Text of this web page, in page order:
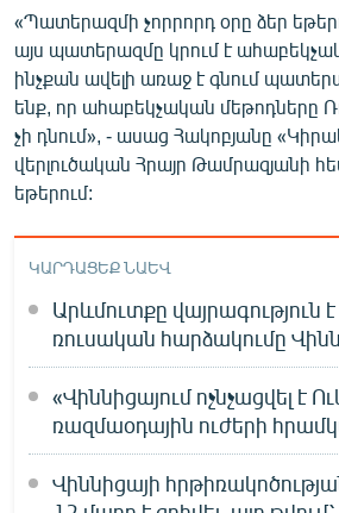
English
Русский
ՀԵՏԵՎԵՔ ՄԵԶ
«Ազատության» բոլոր կայքերը
«Պատերազմի չորրորդ օրը ձեր
այս պատերազմը կրում է
ինչքան ավելի առաջ է գնում
ենք, որ ահաբեկչական մեթոդները
չի դնում», - ասաց Հակոբյանը
վերլուծական Հրայր Թամրազյանի
եթերում:
ԿԱՐԴԱՑԵՔ ՆԱԵՎ
Արևմուտքը վայրագություն
ռուսական հարձակումը
«Վիննիցայում ոչնչացվել է
ռազմաօդային ուժերի
Վիննիցայի